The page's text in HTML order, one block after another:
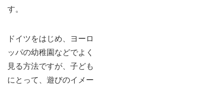
す。
ドイツをはじめ、ヨーロ
ッパの幼稚園などでよく
見る方法ですが、子ども
にとって、遊びのイメー